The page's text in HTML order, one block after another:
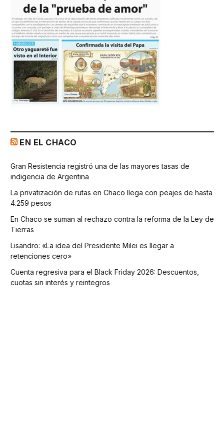
EN EL CHACO
Gran Resistencia registró una de las mayores tasas de
indigencia de Argentina
La privatización de rutas en Chaco llega con peajes de hasta
4.259 pesos
En Chaco se suman al rechazo contra la reforma de la Ley de
Tierras
Lisandro: «La idea del Presidente Milei es llegar a
retenciones cero»
Cuenta regresiva para el Black Friday 2026: Descuentos,
cuotas sin interés y reintegros